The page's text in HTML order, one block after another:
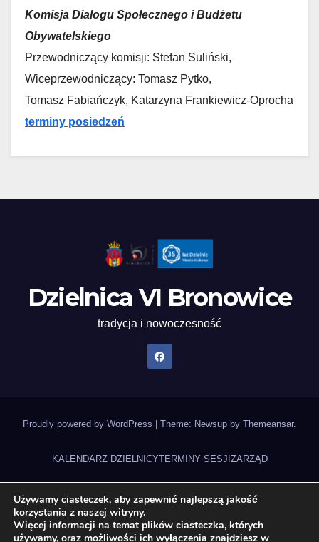
Komisja Dialogu Społecznego i Budżetu
Obywatelskiego
Przewodniczący komisji: Stefan Suliński,
Wiceprzewodniczący: Tomasz Pytko,
Tomasz Fabiańczyk, Katarzyna Frankiewicz-Oprocha
terminy posiedzeń
Dzielnica VI Bronowice
tradycja i nowoczesność
Proudly powered by WordPress Theme: Newsup by Themeansar.
KALENDARZ DZIELNICYTERMINY SESJIZARZĄD
UCHWAŁY RADY DZIELNICYNAGRANIA SESJISTATUT DZIELNICY
ZADANIA DZIELNICY 2026
Używamy ciasteczek, aby zapewnić najlepszą jakość
korzystania z naszej witryny.
Więcej informacji na temat plików ciasteczka, których
używamy, oraz możliwości ich wyłączenia znajdziesz w